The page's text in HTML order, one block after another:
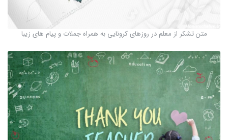
متن تشکر از معلم در روزهای کرونایی به همراه جملات و پیام های زیبا